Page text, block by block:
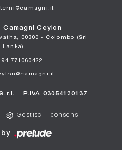
Camagni Ceylon
00300 - Colombo (Sri
Lanka)
771060422
- P.IVA 03054130137
Gestisci i consensi
by